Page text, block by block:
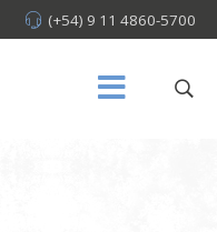
(+54) 9 11 4860-5700